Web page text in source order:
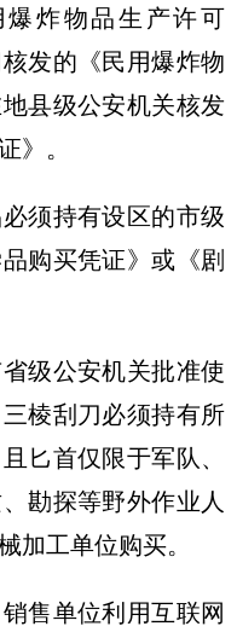
炸物品生产许可
发的《民用爆炸物
县级公安机关核发
》。
须持有设区的市级
购买凭证》或《剧
级公安机关批准使
棱刮刀必须持有所
匕首仅限于军队、
勘探等野外作业人
加工单位购买。
售单位利用互联网